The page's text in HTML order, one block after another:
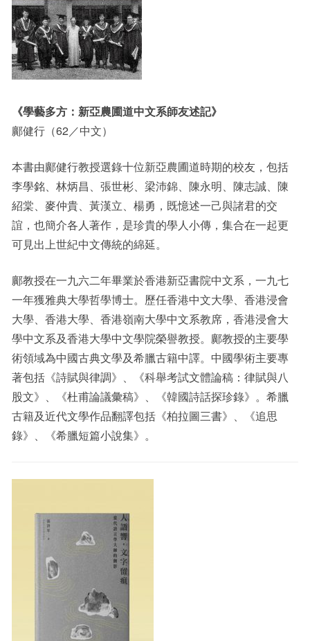
《學藝多方：新亞農圃道中文系師友述記》
鄺健行（62／中文）
本書由鄺健行教授選錄十位新亞農圃道時期的校友，包括
李學銘、林炳昌、張世彬、梁沛錦、陳永明、陳志誠、陳
紹棠、麥仲貴、黃漢立、楊勇，既憶述一己與諸君的交
誼，也簡介各人著作，是珍貴的學人小傳，集合在一起更
可見出上世紀中文傳統的綿延。
鄺教授在一九六二年畢業於香港新亞書院中文系，一九七
一年獲雅典大學哲學博士。歷任香港中文大學、香港浸會
大學、香港大學、香港嶺南大學中文系教席，香港浸會大
學中文系及香港大學中文學院榮譽教授。鄺教授的主要學
術領域為中國古典文學及希臘古籍中譯。中國學術主要專
著包括《詩賦與律調》、《科舉考試文體論稿：律賦與八
股文》、《杜甫論議彙稿》、《韓國詩話探珍錄》。希臘
古籍及近代文學作品翻譯包括《柏拉圖三書》、《追思
錄》、《希臘短篇小說集》。